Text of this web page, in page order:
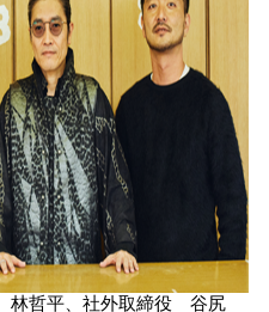
林哲平、社外取締役 谷尻